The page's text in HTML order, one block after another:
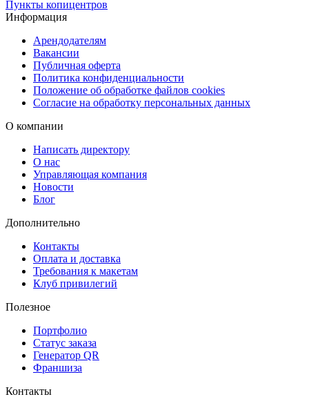
Онлайн-калькулятор — с возможностью сразу рассчитать
стоимость и получить 5% от суммы в виде бонусов на личный
счёт
Сроки и доставка
Мы предлагаем два формата выполнения:стандартный (до 24
доставку: через СДЭК (в пункт выдачи или курьером), либо
срочно — прямо в день готовности.
Создавайте стильную упаковку вместе с Copy.ru — быстро,
Пункты копицентров
Информация
Арендодателям
Вакансии
Публичная оферта
Политика конфиденциальности
Положение об обработке файлов cookies
Согласие на обработку персональных данных
О компании
Написать директору
О нас
Управляющая компания
Новости
Блог
Дополнительно
Контакты
Оплата и доставка
Требования к макетам
Клуб привилегий
Полезное
Портфолио
Статус заказа
Генератор QR
Франшиза
Контакты